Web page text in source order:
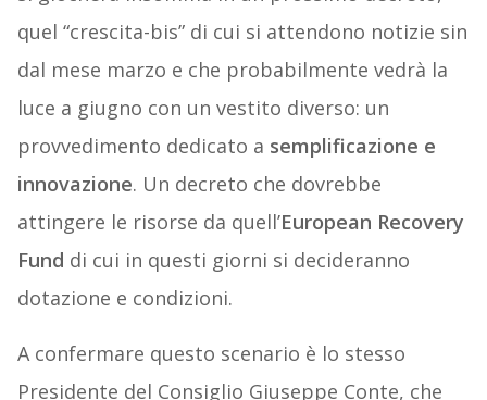
quel “crescita-bis” di cui si attendono notizie sin
dal mese marzo e che probabilmente vedrà la
luce a giugno con un vestito diverso: un
provvedimento dedicato a semplificazione e
innovazione. Un decreto che dovrebbe
attingere le risorse da quell’European Recovery
Fund di cui in questi giorni si decideranno
dotazione e condizioni.
A confermare questo scenario è lo stesso
Presidente del Consiglio Giuseppe Conte, che